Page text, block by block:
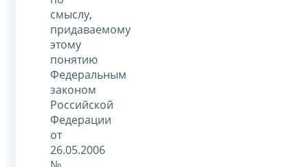
смыслу,
придаваемому
этому
понятию
Федеральным
законом
Российской
Федерации
от
26.05.2006